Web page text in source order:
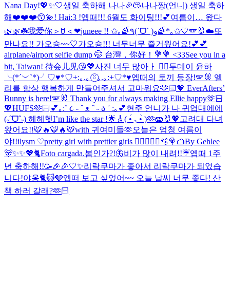
Nana Day!💖✨🤍생일 축하해 나나🎉😽나나짱(언니) 생일 축하
해❤️❤️❤️😙💫! Hai:3 !엡떠!!! 6월도 화이팅!!!💕여름이… 왔다
🌿🌿☘️我爱你＞ꇴ＜❤︎ juneee !! ✩｡🌈٩(ˊᗜˋ )و🌈*｡✩🤍🪽🐰☁️또
만나요!! 가오슝~~🤍가오슝!!! 너무너무 즐거웠어요!💕💕
airplane/airport selfie dump 🤭 台灣，你好！💐💐 <33See you in a
bit, Taiwan! 待会儿见😘💖사진 너무 많아ㅏ 😵‍💫투데이 윤하
╰(*´︶`*)╯♡♥*♡+:｡.｡ ⍤⃝｡.｡:+♡*♥엡떠의 토끼 등장!🪽🐰 엘
리를 항상 행복하게 만들어주셔서 고마워요🫶🏻💖 EverAfters’
Bunny is here!🪽🐰 Thank you for always making Ellie happy🫶🏻
💖HUFS🫶🏻 💕｡:˚ ૮ ˶ ˆ ᴥ ˆ ˶ ა ˚ :｡💕현주 언니가 나 귀엽대에에
(˶ˆᗜˆ˵) 헤헤헷I’m like the star !🌟🎸 ( •́ ₃ •̀ )🫶🫨🐰💖 고려대 다녀
왔어요!!🐯🔥🐯🔥🐯with 귀여미들🫶오늘은 엄청 여름이
야!!ilysm ♡pretty girl with prettier girls 😮‍💨 🧑‍🍳🐰🫧🍭🍰By Gehlee
🐻✨✨💖🐈Foto cargada.봄인가?!🦋비가 많이 내려!!☔️엡떠 1주
년 축하해!!🥳🎉🎉🤍✨리락쿠마가 좋아서 리락쿠마가 되었습
니다!야옹🐈😺🩶엡떠 보고 싶었어~~ 오늘 날씨 너무 좋다! 산
책 하러 갈래?🫶🏻